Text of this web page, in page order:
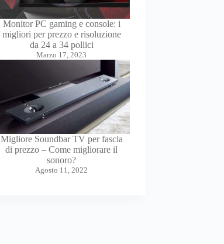
Monitor PC gaming e console: i
migliori per prezzo e risoluzione
da 24 a 34 pollici
Marzo 17, 2023
Migliore Soundbar TV per fascia
di prezzo – Come migliorare il
sonoro?
Agosto 11, 2022